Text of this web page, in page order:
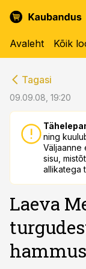
Avaleht Kõik
Tagasi
09.09.08, 19:20
ning
Väljaanne
sisu,
allikatega
Laeva